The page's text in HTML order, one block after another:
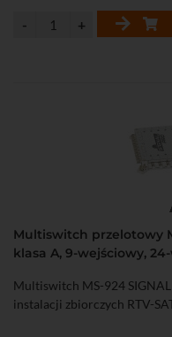
Multiswitch przelotowy
klasa A, 9-wejściowy,
Multiswitch MS-924
instalacji zbiorczych RTV-